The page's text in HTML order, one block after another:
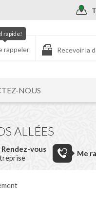
rappeler
rapide!
Recevoir la
NOUS
ALLÉES
vous
Me